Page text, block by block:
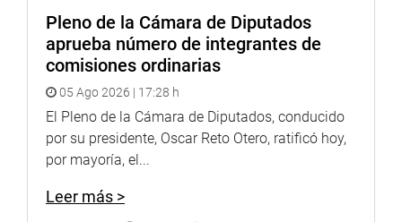
Pleno de la Cámara de Diputados
aprueba número de integrantes de
comisiones ordinarias
05 Ago 2026 | 17:28 h
El Pleno de la Cámara de Diputados, conducido
por su presidente, Oscar Reto Otero, ratificó hoy,
por mayoría, el...
Leer más >